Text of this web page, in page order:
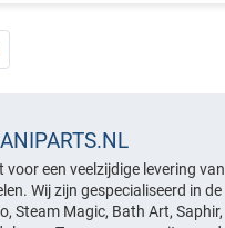
een veelzijdige levering van
Wij zijn gespecialiseerd in de
Steam Magic, Bath Art, Saphir,